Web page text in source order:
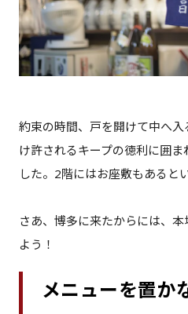
約束の時間、戸を開けて中へ
け許されるキープの徳利に囲
した。2階にはお座敷もあると
さあ、博多に来たからには、
よう！
メニューを置か